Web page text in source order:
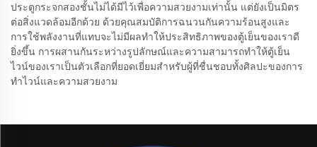
ประตูกระจกสองชั้นไม่ได้มีไว้เพื่อความสวยงามเท่านั้น แต่ยังเป็นมิตร
ต่อสิ่งแวดล้อมอีกด้วย ด้วยคุณสมบัติการฉนวนกันความร้อนสูงและ
การใช้พลังงานที่แทบจะไม่มีผลทำให้ประสิทธิภาพของตู้เย็นของเราดี
ยิ่งขึ้น การผสานกันระหว่างรูปลักษณ์และความสามารถทำให้ตู้เย็น
ไวน์ของเราเป็นตัวเลือกที่ยอดเยี่ยมสำหรับผู้ที่ชื่นชอบทั้งศิลปะของการ
ทำไวน์และความสวยงาม